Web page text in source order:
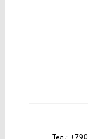
Тел.: